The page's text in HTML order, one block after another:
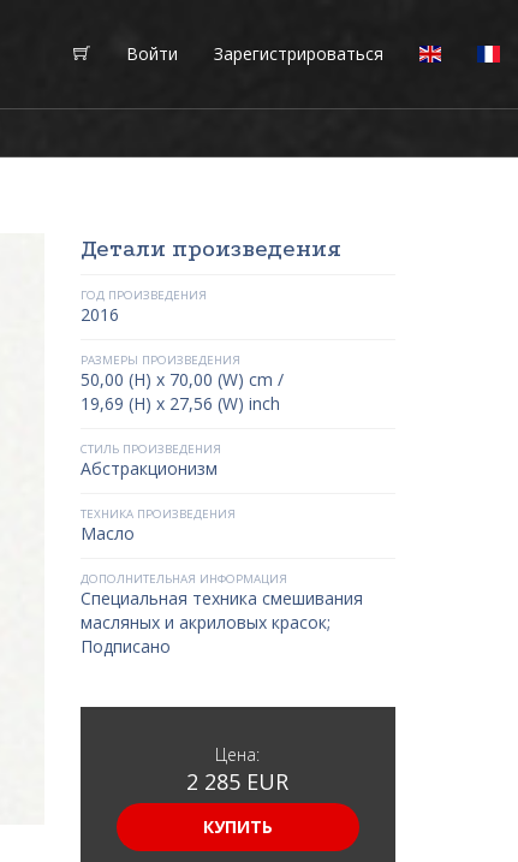
Войти Зарегистрироваться
Детали произведения
ГОД ПРОИЗВЕДЕНИЯ
2016
РАЗМЕРЫ ПРОИЗВЕДЕНИЯ
50,00 (H) x 70,00 (W) cm /
19,69 (H) x 27,56 (W) inch
СТИЛЬ ПРОИЗВЕДЕНИЯ
Абстракционизм
ТЕХНИКА ПРОИЗВЕДЕНИЯ
Масло
ДОПОЛНИТЕЛЬНАЯ ИНФОРМАЦИЯ
Специальная техника смешивания
масляных и акриловых красок;
Подписано
Цена:
2 285 EUR
КУПИТЬ